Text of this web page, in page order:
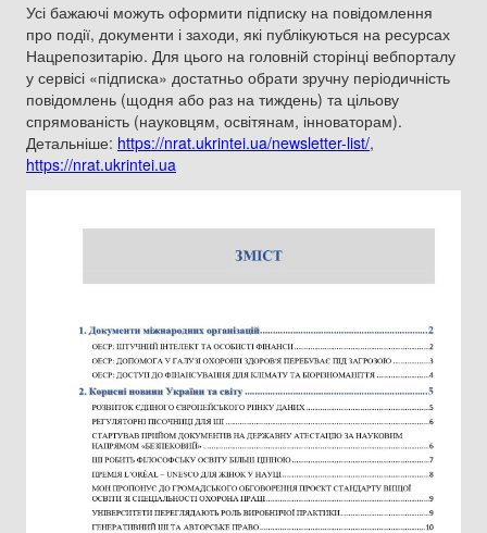
Усі бажаючі можуть оформити підписку на повідомлення
про події, документи і заходи, які публікуються на ресурсах
Нацрепозитарію. Для цього на головній сторінці вебпорталу
у сервісі «підписка» достатньо обрати зручну періодичність
повідомлень (щодня або раз на тиждень) та цільову
спрямованість (науковцям, освітянам, інноваторам).
Детальніше: https://nrat.ukrintei.ua/newsletter-list/,
https://nrat.ukrintei.ua